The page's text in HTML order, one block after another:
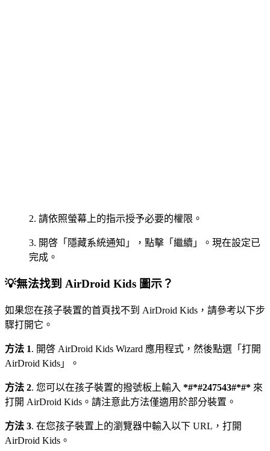
2. 請依照螢幕上的指示授予必要的權限。
3. 開啓「隱藏系統通知」，點擊「繼續」。現在設定已
完成。
💡無法找到 AirDroid Kids 圖示？
如果您在孩子裝置的首頁找不到 AirDroid Kids，請參考以下步
驟打開它。
方法 1. 開啓 AirDroid Kids Wizard 應用程式，然後點選「打開
AirDroid Kids」。
方法 2. 您可以在孩子裝置的撥號板上輸入 *#*#247543#*#* 來
打開 AirDroid Kids。請注意此方法僅適用於部分裝置。
方法 3. 在您孩子裝置上的瀏覽器中輸入以下 URL，打開
AirDroid Kids。